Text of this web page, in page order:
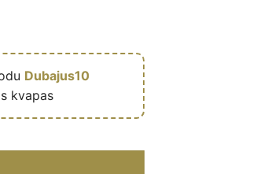
Dubajus10
kvapas
bleu 75 ml) – Ibrahim Al Qurashi